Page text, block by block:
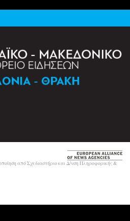
από Σχεδιαστήριο και Δ/νση Πληροφορικής &